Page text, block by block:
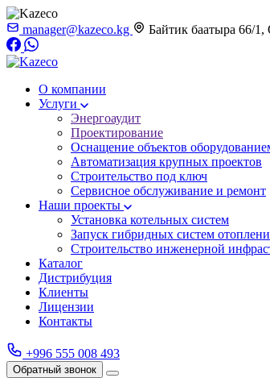
manager@kazeco.kg Байтик баатыра 66/
О компании
Услуги
Энергоаудит
Проектирование
Оснащение объектов
Автоматизация крупных проектов
Строительство под ключ
Сервисное обслуживание и ремонт
Наши проекты
Установка котельных систем
Запуск гибридных систем
Строительство инженерной
Каталог
Дистрибуция
Клиенты
Лицензии
Контакты
+996 555 008 493
Обратный звонок